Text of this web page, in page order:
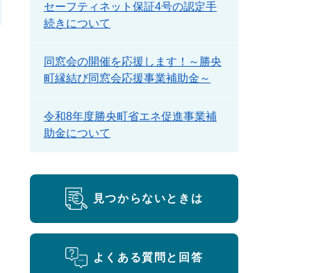
セーフティネット保証4号の認定手
続きについて
同窓会の開催を応援します！～勝央
町縁結び同窓会応援事業補助金～
令和8年度勝央町省エネ促進事業補
助金について
見つからないときは
よくある質問と回答